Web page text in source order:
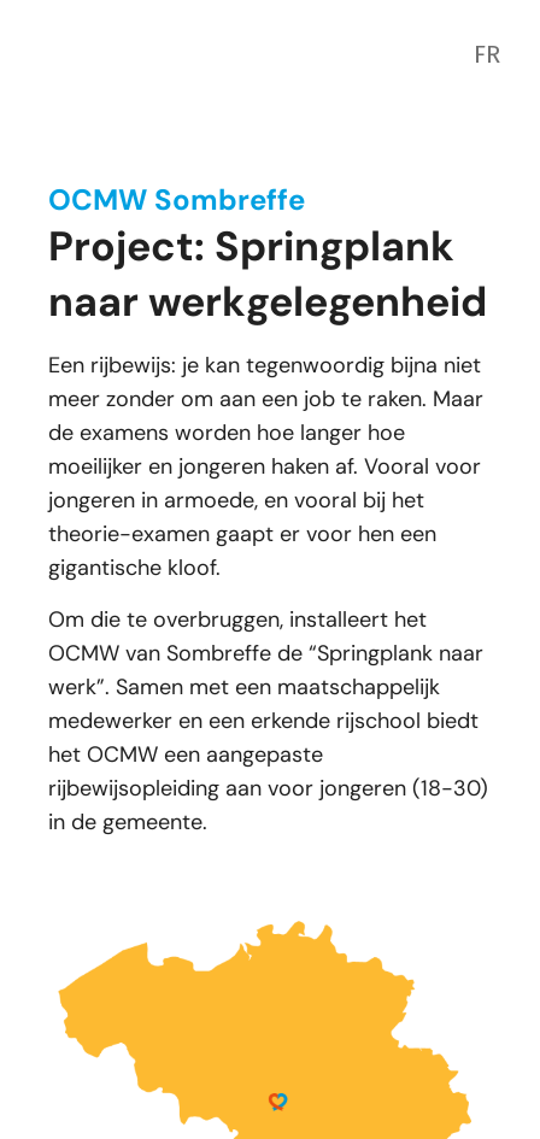
FR
OCMW Sombreffe
Project: Springplank
naar werkgelegenheid
Een rijbewijs: je kan tegenwoordig bijna niet
meer zonder om aan een job te raken. Maar
de examens worden hoe langer hoe
moeilijker en jongeren haken af. Vooral voor
jongeren in armoede, en vooral bij het
theorie-examen gaapt er voor hen een
gigantische kloof.
Om die te overbruggen, installeert het
OCMW van Sombreffe de “Springplank naar
werk”. Samen met een maatschappelijk
medewerker en een erkende rijschool biedt
het OCMW een aangepaste
rijbewijsopleiding aan voor jongeren (18-30)
in de gemeente.